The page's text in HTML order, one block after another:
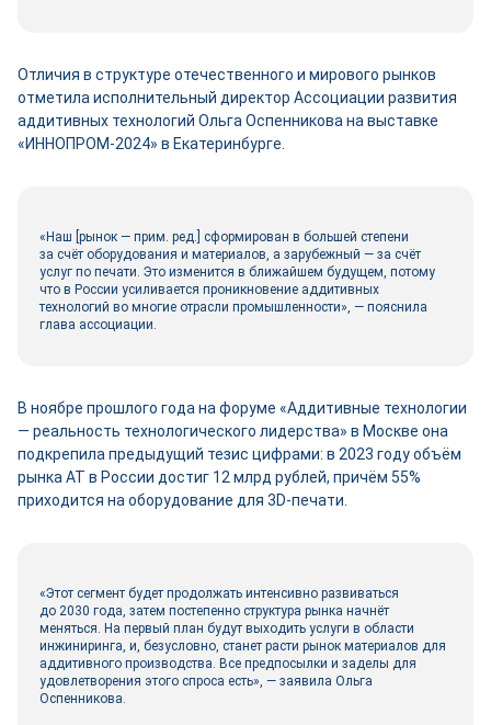
Отличия в структуре отечественного и мирового рынков
отметила исполнительный директор Ассоциации развития
аддитивных технологий Ольга Оспенникова на выставке
«ИННОПРОМ‑2024» в Екатеринбурге.
«Наш [рынок — прим. ред.] сформирован в большей степени
за счёт оборудования и материалов, а зарубежный — за счёт
услуг по печати. Это изменится в ближайшем будущем, потому
что в России усиливается проникновение аддитивных
технологий во многие отрасли промышленности», — пояснила
глава ассоциации.
В ноябре прошлого года на форуме «Аддитивные технологии
— реальность технологического лидерства» в Москве она
подкрепила предыдущий тезис цифрами: в 2023 году объём
рынка АТ в России достиг 12 млрд руб­лей, причём 55%
приходится на оборудование для 3D-печати.
«Этот сегмент будет продолжать интенсивно развиваться
до 2030 года, затем постепенно структура рынка начнёт
меняться. На первый план будут выходить услуги в области
инжиниринга, и, безусловно, станет расти рынок материалов для
аддитивного производства. Все предпосылки и заделы для
удовлетворения этого спроса есть», — заявила Ольга
Оспенникова.